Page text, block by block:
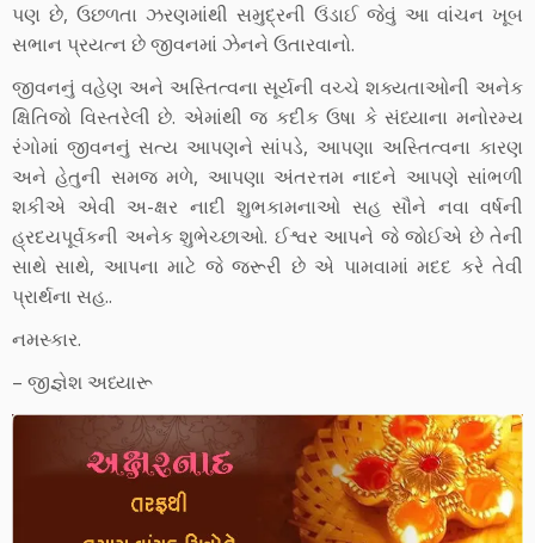
પણ છે, ઉછળતા ઝરણમાંથી સમુદ્રની ઉંડાઈ જેવું આ વાંચન ખૂબ
સભાન પ્રયત્ન છે જીવનમાં ઝેનને ઉતારવાનો.
જીવનનું વહેણ અને અસ્તિત્વના સૂર્યની વચ્ચે શક્યતાઓની અનેક
ક્ષિતિજો વિસ્તરેલી છે. એમાંથી જ કદીક ઉષા કે સંધ્યાના મનોરમ્ય
રંગોમાં જીવનનું સત્ય આપણને સાંપડે, આપણા અસ્તિત્વના કારણ
અને હેતુની સમજ મળે, આપણા અંતરત્તમ નાદને આપણે સાંભળી
શકીએ એવી અ-ક્ષર નાદી શુભકામનાઓ સહ સૌને નવા વર્ષની
હ્રદયપૂર્વકની અનેક શુભેચ્છાઓ. ઈશ્વર આપને જે જોઈએ છે તેની
સાથે સાથે, આપના માટે જે જરૂરી છે એ પામવામાં મદદ કરે તેવી
પ્રાર્થના સહ..
નમસ્કાર.
– જીજ્ઞેશ અધ્યારૂ